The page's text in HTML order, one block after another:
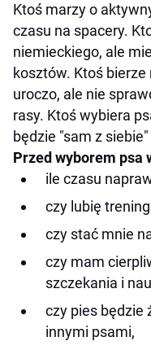
Ktoś marzy o
czasu na spacery.
niemieckiego, ale
kosztów. Ktoś
uroczo, ale nie
rasy. Ktoś wybiera
będzie "sam z
Przed wyborem psa
ile czasu
czy lubię
czy stać mnie
czy mam
szczekania i
czy pies będzie
innymi psami,